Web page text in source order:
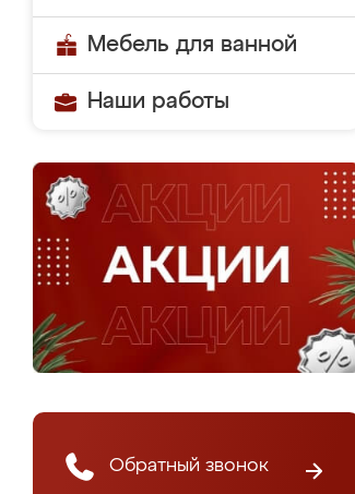
Мебель для ванной
Наши работы
Обратный звонок